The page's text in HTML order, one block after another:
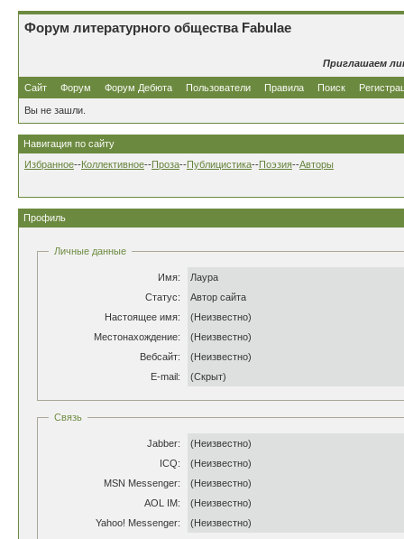
Форум литературного общества Fabulae
Приглашаем
Сайт Форум Форум Дебюта Пользователи Правила Поиск
Вы не зашли.
Навигация по сайту
Избранное--Коллективное--Проза--Публицистика--Поэзия--Авторы
Профиль
Личные данные
Имя:
Лаура
Статус:
Автор сайта
Настоящее имя:
(Неизвестно)
Местонахождение:
(Неизвестно)
Вебсайт:
(Неизвестно)
E-mail:
(Скрыт)
Связь
Jabber:
(Неизвестно)
ICQ:
(Неизвестно)
MSN Messenger:
(Неизвестно)
AOL IM:
(Неизвестно)
Yahoo! Messenger:
(Неизвестно)